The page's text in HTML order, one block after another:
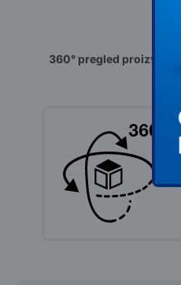
360° pregled proizvoda